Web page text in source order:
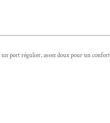
port régulier, assez doux pour un